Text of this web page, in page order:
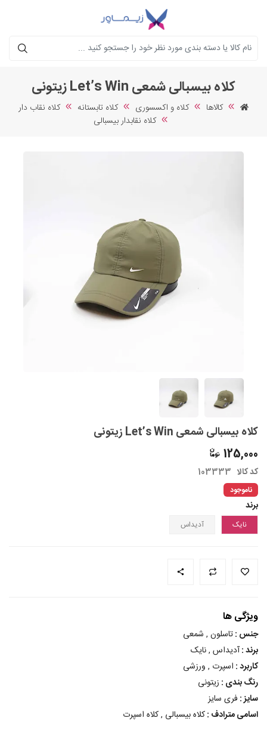
جستجو
کلاه بیسبالی شمعی Let’s Win زیتونی
کالاها کلاه و اکسسوری کلاه تابستانه
کلاه نقاب دار
کلاه نقابدار بیسبالی
کلاه بیسبالی شمعی Let’s Win زیتونی
125,000
کد کالا 103333
ناموجود
برند
نایک آدیداس
ویژگی ها
جنس :تاسلون , شمعی
برند :آدیداس , نایک
کاربرد : اسپرت , ورزشی
رنگ بندی : زیتونی
سایز : فری سایز
اسامی مترادف :کلاه بیسبالی , کلاه اسپرت